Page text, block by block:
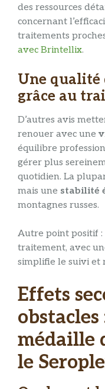
des ressources
concernant
traitements
avec Brintellix.
Une qualité
grâce au
D’autres avis
renouer avec une
équilibre
gérer plus
quotidien. La
mais une stabilité
montagnes russes.
Autre point positif :
traitement, avec
simplifie le suivi et
Effets
obstacles
médaille
le